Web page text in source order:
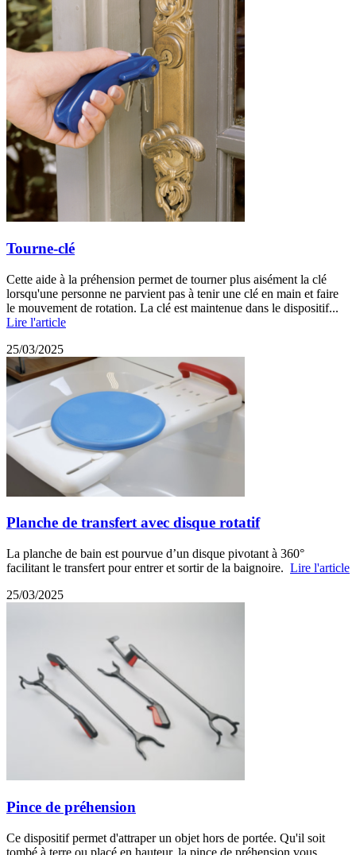
Tourne-clé
Cette aide à la préhension permet de tourner plus aisément la clé
lorsqu'une personne ne parvient pas à tenir une clé en main et faire
le mouvement de rotation. La clé est maintenue dans le dispositif...
Lire l'article
25/03/2025
Planche de transfert avec disque rotatif
La planche de bain est pourvue d’un disque pivotant à 360°
facilitant le transfert pour entrer et sortir de la baignoire. Lire l'article
25/03/2025
Pince de préhension
Ce dispositif permet d'attraper un objet hors de portée. Qu'il soit
tombé à terre ou placé en hauteur, la pince de préhension vous